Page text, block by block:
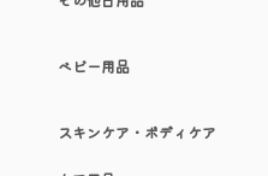
ベビー用品
スキンケア・ボディケア